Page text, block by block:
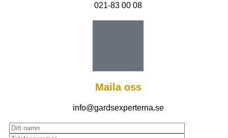
021-83 00 08
Maila oss
info@gardsexperterna.se